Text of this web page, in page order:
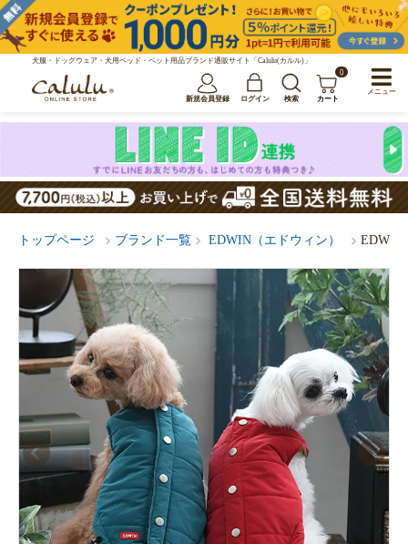
犬服・ドッグウェア・犬用ベッド・ペット用品ブランド通販サイト「Calulu(カルル)」
新規会員登録 ログイン 検索
0
カート
トップページ ブランド一覧 EDWIN（エドウィン） EDWIN
メニュー